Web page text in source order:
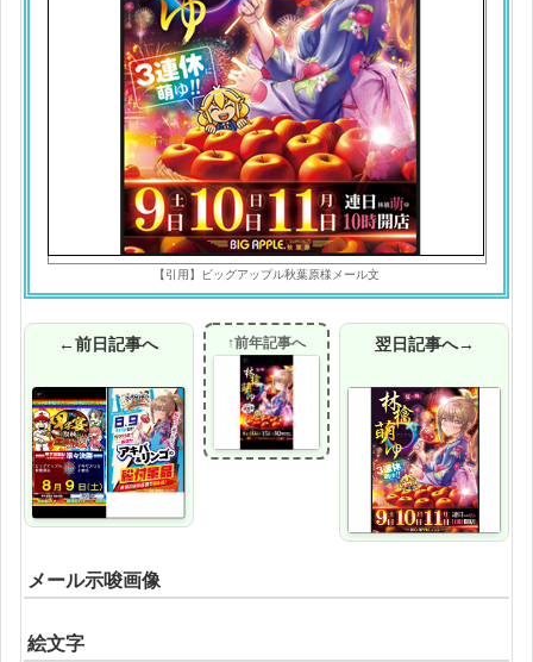
【引用】ビッグアップル秋葉原様メール文
←前日記事へ ↑前年記事へ 翌日記事へ→
メール示唆画像
絵文字